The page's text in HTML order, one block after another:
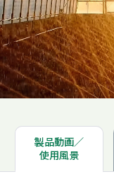
製品動画／
使用風景
製品動画／使用風
使用方法
ユーザーインタビ